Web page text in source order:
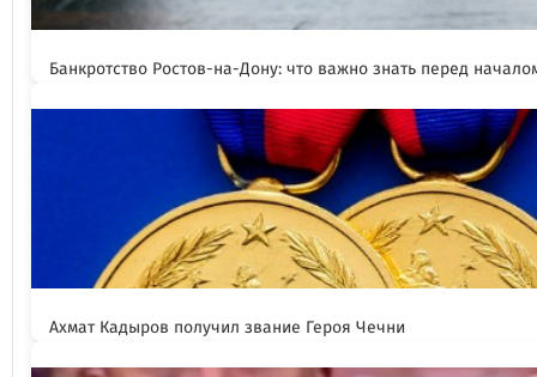
Банкротство Ростов-на-Дону: что важно знать перед
Ахмат Кадыров получил звание Героя Чечни